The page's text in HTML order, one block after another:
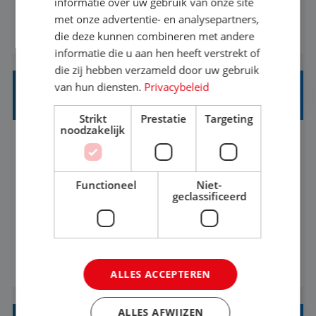
klantcontact te combineren met organisatorische
ondersteuning? Op ons Sunweb Group-kantoor in
Rotterdam zoeken we een daadkrachtige en
klantgerichte collega voor een unieke functie ...
BEKIJK VACATURE
INTERNSHIP TALENT ACQUISITION
Rotterdam 37-40+ uur
Internship: Talent Acquisition (HR
Recruitment)Sunweb Group is looking for an
enthusiastic Talent Acquisition intern to join our
work-along internship, where you become part
of the team and gain hands-on experience; not a
thesis assignment. If you’re excited about H...
BEKIJK VACATURE
met onze advertentie- en analysepartners,
die deze kunnen combineren met andere
informatie die u aan hen heeft verstrekt of
die zij hebben verzameld door uw gebruik
van hun diensten. Privacybeleid
Strikt
noodzakelijk
Prestatie Targeting
Functioneel
Niet-
geclassificeerd
ALLES ACCEPTEREN
ALLES AFWIJZEN